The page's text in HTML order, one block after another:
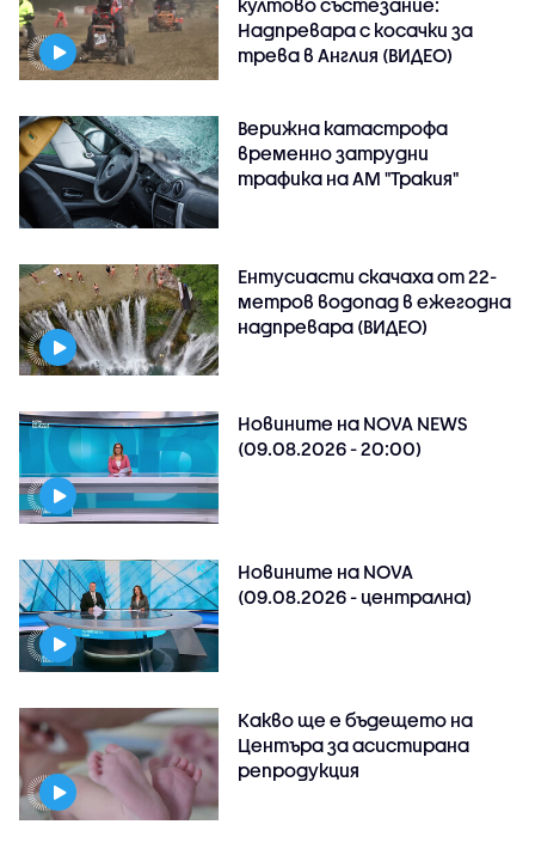
култово състезание:
Надпревара с косачки за
трева в Англия (ВИДЕО)
Верижна катастрофа
временно затрудни
трафика на АМ "Тракия"
Ентусиасти скачаха от 22-
метров водопад в ежегодна
надпревара (ВИДЕО)
Новините на NOVA NEWS
(09.08.2026 - 20:00)
Новините на NOVA
(09.08.2026 - централна)
Какво ще е бъдещето на
Центъра за асистирана
репродукция